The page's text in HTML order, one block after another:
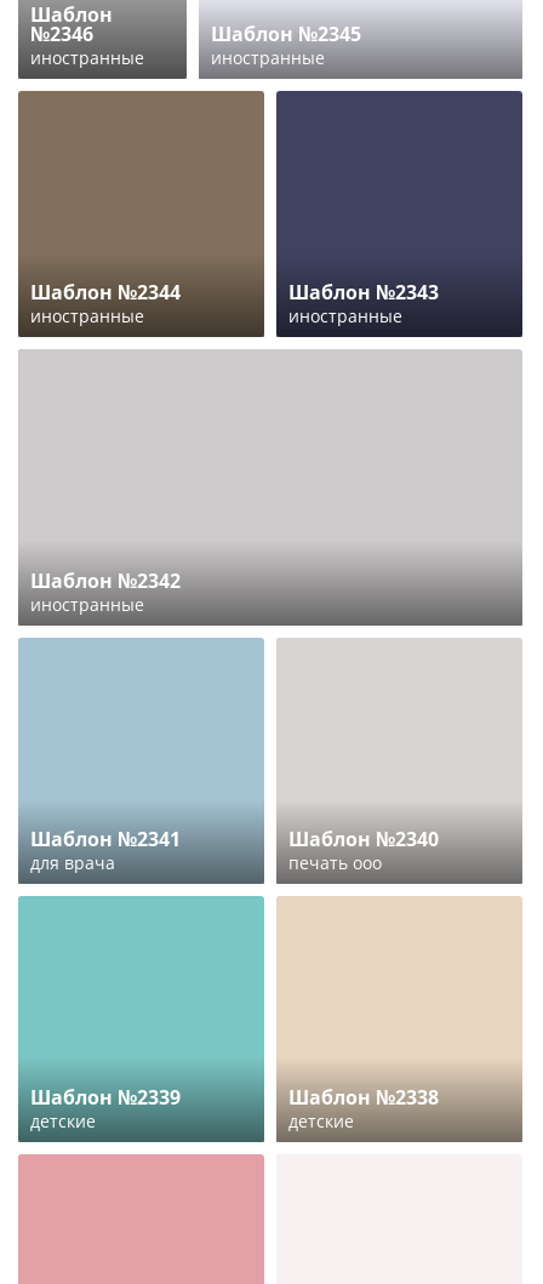
Шаблон
№2346
иностранные
Шаблон №2345
иностранные
Шаблон №2344
иностранные
Шаблон №2343
иностранные
Шаблон №2342
иностранные
Шаблон №2341
для врача
Шаблон №2340
печать ооо
Шаблон №2339
детские
Шаблон №2338
детские